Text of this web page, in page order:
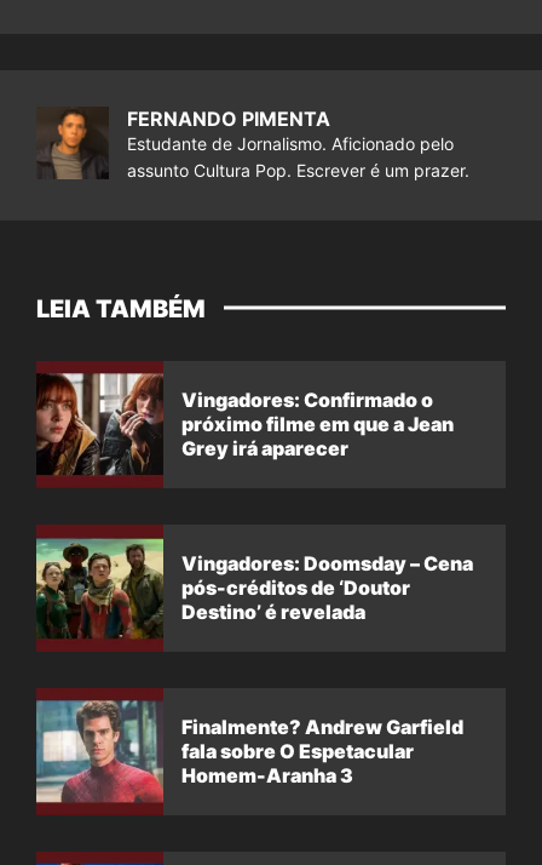
FERNANDO PIMENTA
Estudante de Jornalismo. Aficionado pelo
assunto Cultura Pop. Escrever é um prazer.
LEIA TAMBÉM
Vingadores: Confirmado o
próximo filme em que a Jean
Grey irá aparecer
Vingadores: Doomsday – Cena
pós-créditos de ‘Doutor
Destino’ é revelada
Finalmente? Andrew Garfield
fala sobre O Espetacular
Homem-Aranha 3